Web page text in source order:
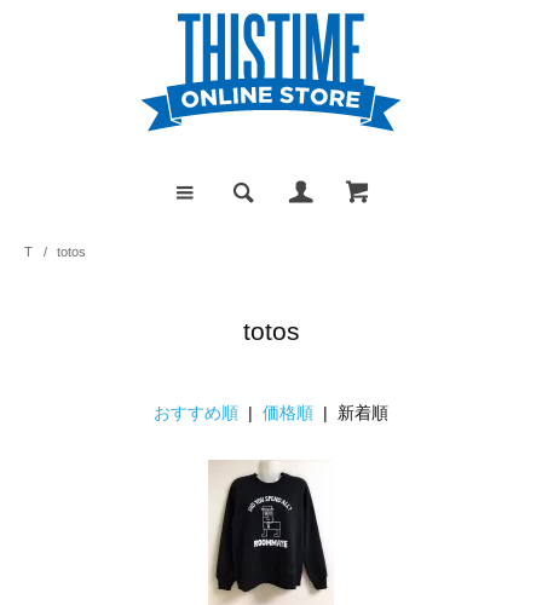
T / totos
totos
おすすめ順 | 価格順 | 新着順